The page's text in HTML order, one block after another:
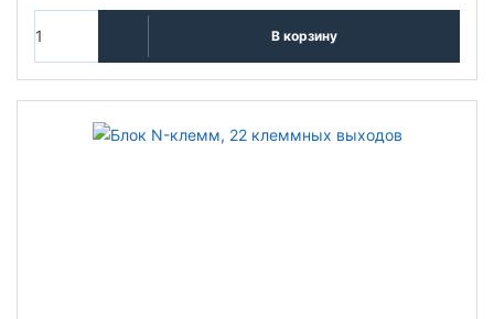
В корзину